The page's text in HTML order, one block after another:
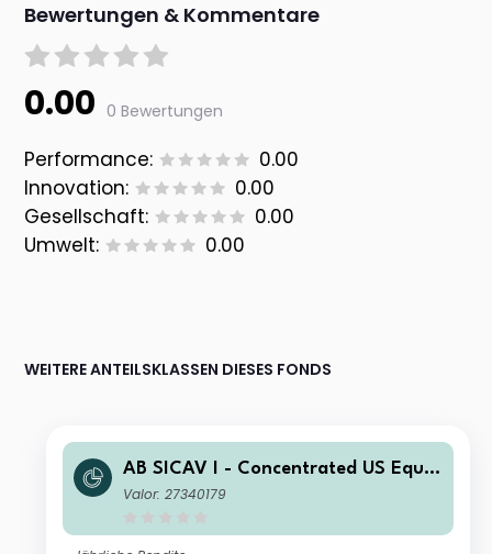
Bewertungen & Kommentare
0.00 0 Bewertungen
Performance:
0.00
Innovation:
0.00
Gesellschaft:
0.00
Umwelt:
0.00
WEITERE ANTEILSKLASSEN DIESES FONDS
AB SICAV I - Concentrated US Equit
y Portfolio AR EUR Inc
Valor: 27340179